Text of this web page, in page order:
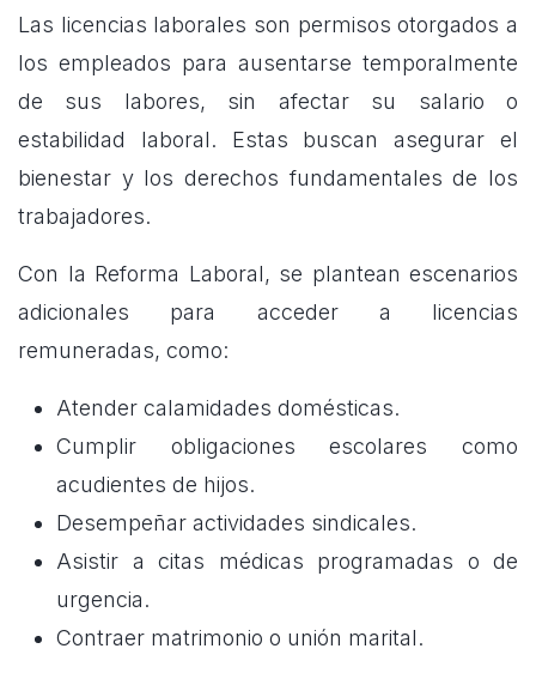
Las licencias laborales son permisos otorgados a
los empleados para ausentarse temporalmente
de sus labores, sin afectar su salario o
estabilidad laboral. Estas buscan asegurar el
bienestar y los derechos fundamentales de los
trabajadores.
Con la Reforma Laboral, se plantean escenarios
adicionales para acceder a licencias
remuneradas, como:
Atender calamidades domésticas.
Cumplir obligaciones escolares como
acudientes de hijos.
Desempeñar actividades sindicales.
Asistir a citas médicas programadas o de
urgencia.
Contraer matrimonio o unión marital.